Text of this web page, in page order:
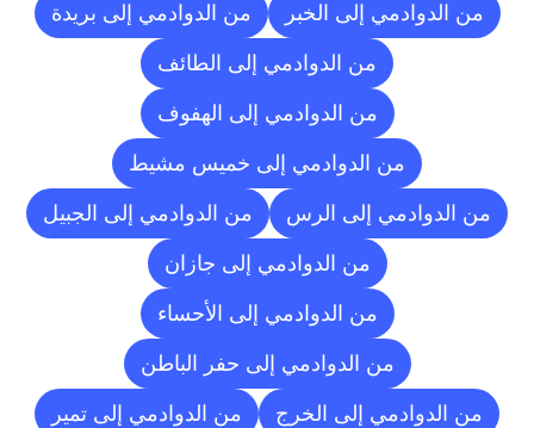
من الدوادمي إلى الخبر من الدوادمي إلى بريدة
من الدوادمي إلى الطائف
من الدوادمي إلى الهفوف
من الدوادمي إلى خميس مشيط
من الدوادمي إلى الرس من الدوادمي إلى الجبيل
من الدوادمي إلى جازان
من الدوادمي إلى الأحساء
من الدوادمي إلى حفر الباطن
من الدوادمي إلى الخرج من الدوادمي إلى تمير